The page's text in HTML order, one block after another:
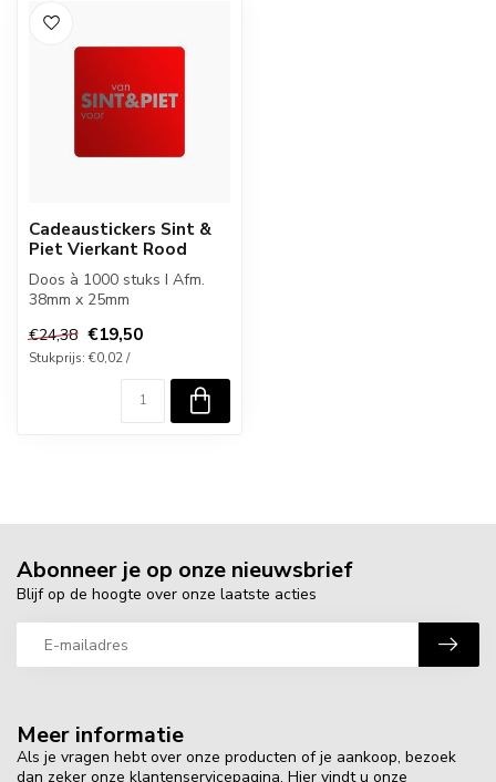
Cadeaustickers Sint &
Piet Vierkant Rood
Doos à 1000 stuks I Afm.
38mm x 25mm
€24,38 €19,50
Stukprijs: €0,02 /
Meer informatie
Als je vragen hebt over onze producten of je aankoop, bezoek
dan zeker onze klantenservicepagina. Hier vindt u onze
Abonneer je op onze nieuwsbrief
Blijf op de hoogte over onze laatste acties